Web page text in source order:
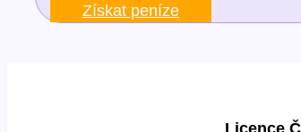
Získat peníze